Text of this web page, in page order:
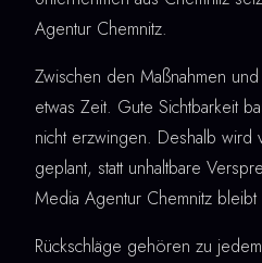
Agentur Chemnitz.
Zwischen den Maßnahmen
etwas Zeit. Gute Sichtbarkeit
nicht erzwingen. Deshalb wird
geplant, statt unhaltbare
Media Agentur Chemnitz
Rückschläge gehören zu